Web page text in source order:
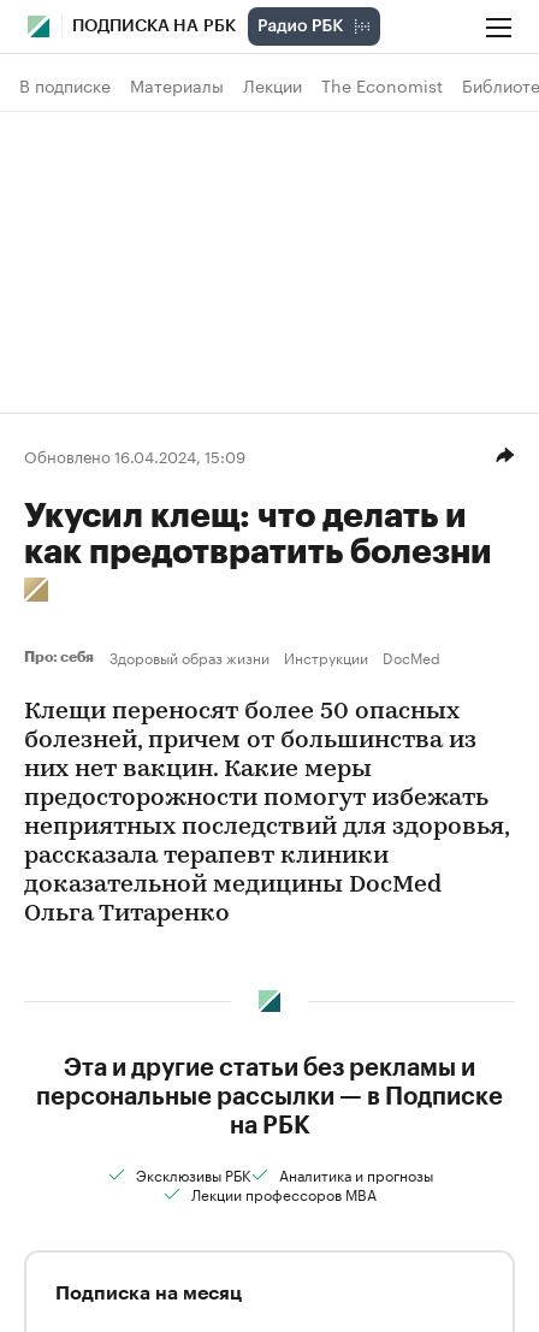
ПОДПИСКА НА РБК
В подписке Материалы Лекции The Economist
Обновлено 16.04.2024, 15:09
Укусил клещ: что делать и
как предотвратить болезни
Про: себя Здоровый образ жизни Инструкции DocMed
Клещи переносят более 50 опасных
болезней, причем от большинства из
них нет вакцин. Какие меры
предосторожности помогут избежать
неприятных последствий для здоровья,
рассказала терапевт клиники
доказательной медицины DocMed
Ольга Титаренко
Эта и другие статьи без рекламы и
персональные рассылки — в Подписке
на РБК
Эксклюзивы РБК
Аналитика и прогнозы
Лекции профессоров MBA
Подписка на месяц